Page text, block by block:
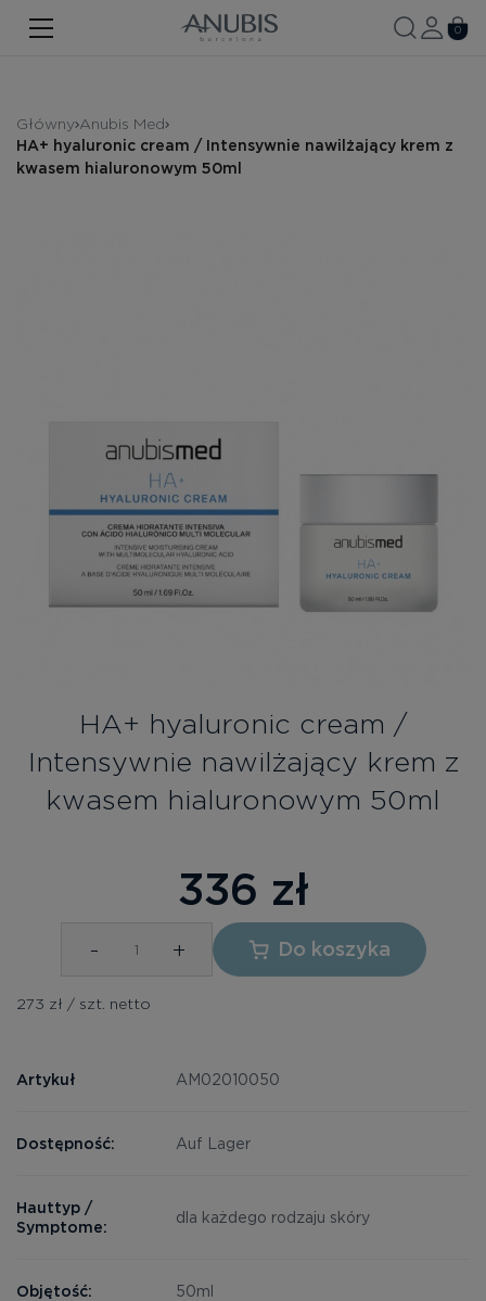
TWARZ
WŁOSY
SPA
Bezpłatne konsultacje
Zaloguj się/Rejestracja
RU
0
Główny Anubis Med
HА+ hyaluronic cream / Intensywnie nawilżający krem z
kwasem hialuronowym 50ml
HА+ hyaluronic cream /
Intensywnie nawilżający krem z
kwasem hialuronowym 50ml
336 zł
- + Do koszyka
273 zł / szt. netto
Artykuł AM02010050
Dostępność: Auf Lager
Hauttyp /
Symptome:
dla każdego rodzaju skóry
Objętość: 50ml